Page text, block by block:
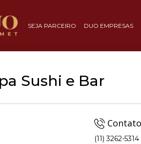
SEJA PARCEIRO DUO EMPRESAS
Sushi e Bar
Contato
(11) 3262-5314